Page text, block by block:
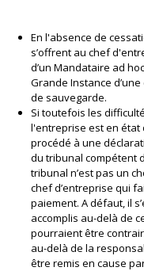
En l'absence de
s’offrent au chef
d’un Mandataire ad
Grande Instance
de sauvegarde.
Si toutefois les
l'entreprise est en état
procédé à une
du tribunal compétent
tribunal n’est pas un
chef d’entreprise qui
paiement. A défaut, il
accomplis au-delà de
pourraient être
au-delà de la
être remis en cause